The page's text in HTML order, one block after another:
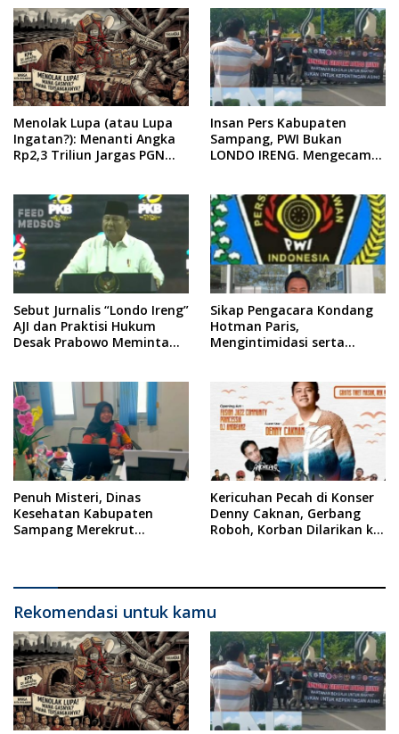
Menolak Lupa (atau Lupa
Ingatan?): Menanti Angka
Rp2,3 Triliun Jargas PGN
Insan Pers Kabupaten
Sampang, PWI Bukan
LONDO IRENG. Mengecam
Republik Indonesia
Sebut Jurnalis “Londo Ireng”
AJI dan Praktisi Hukum
Desak Prabowo Meminta
Sikap Pengacara Kondang
Hotman Paris,
Mengintimidasi serta
Sampang Angkat Bicara
Penuh Misteri, Dinas
Kesehatan Kabupaten
Sampang Merekrut
Kericuhan Pecah di Konser
Denny Caknan, Gerbang
Roboh, Korban Dilarikan ke
Rekomendasi untuk kamu